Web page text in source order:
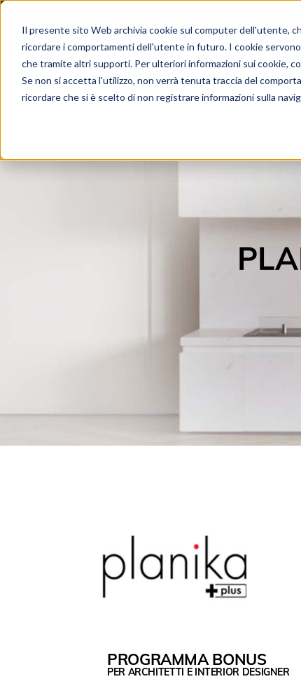
Il presente sito Web archivia cookie sul computer dell'utente,
ricordare i comportamenti dell'utente in futuro. I cookie
che tramite altri supporti. Per ulteriori informazioni sui cookie,
Se non si accetta l'utilizzo, non verrà tenuta traccia del
ricordare che si è scelto di non registrare informazioni sulla
PROGRAMMA BONUS
PER ARCHITETTI E INTERIOR DESIGNER